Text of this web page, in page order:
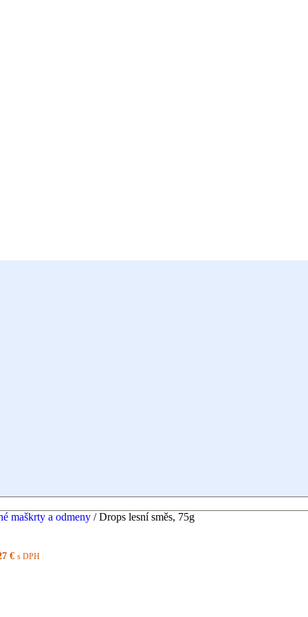
maškrty a odmeny / Drops lesní směs, 75g
€ s DPH